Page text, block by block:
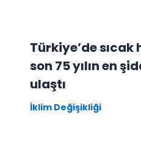
Türkiye’de
son 75 yılın en
ulaştı
İklim Değişikliği